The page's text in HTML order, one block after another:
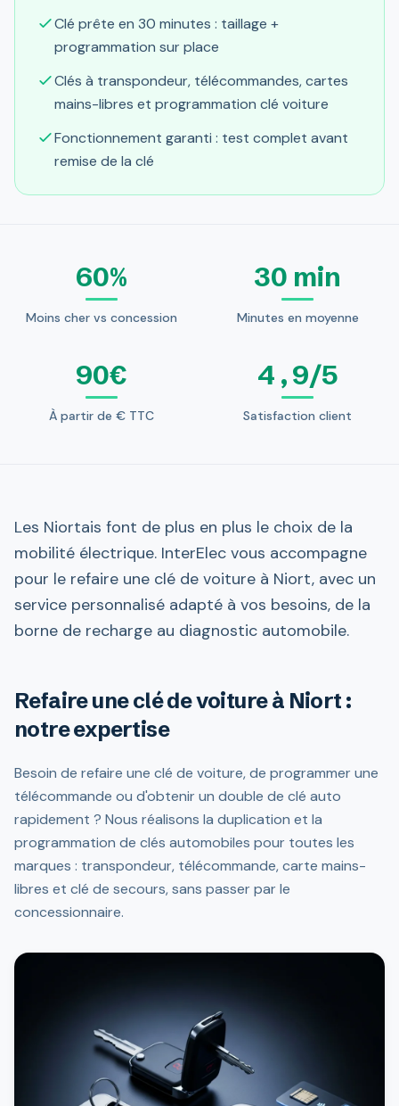
Clé prête en 30 minutes : taillage +
programmation sur place
Clés à transpondeur, télécommandes, cartes
mains-libres et programmation clé voiture
Fonctionnement garanti : test complet avant
remise de la clé
60%
Moins cher vs concession
30 min
Minutes en moyenne
90€
À partir de € TTC
4,9/5
Satisfaction client
Les Niortais font de plus en plus le choix de la
mobilité électrique. InterElec vous accompagne
pour le refaire une clé de voiture à Niort, avec un
service personnalisé adapté à vos besoins, de la
borne de recharge au diagnostic automobile.
Refaire une clé de voiture à Niort :
notre expertise
Besoin de refaire une clé de voiture, de programmer une
télécommande ou d'obtenir un double de clé auto
rapidement ? Nous réalisons la duplication et la
programmation de clés automobiles pour toutes les
marques : transpondeur, télécommande, carte mains-
libres et clé de secours, sans passer par le
concessionnaire.